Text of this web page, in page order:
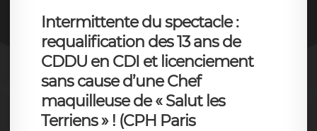
Intermittente du spectacle :
requalification des 13 ans de
CDDU en CDI et licenciement
sans cause d’une Chef
maquilleuse de « Salut les
Terriens » ! (CPH Paris